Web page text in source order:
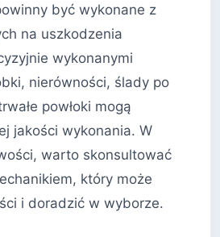
być wykonane z
na uszkodzenia
wykonanymi
nierówności, ślady po
powłoki mogą
jakości wykonania. W
warto skonsultować
który może
i doradzić w wyborze.